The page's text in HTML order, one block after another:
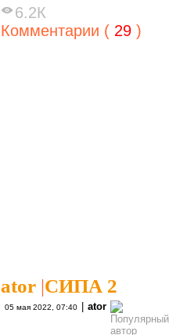
6.2К
Комментарии ( 29 )
ator |СИПА 2
05 мая 2022, 07:40 | ator